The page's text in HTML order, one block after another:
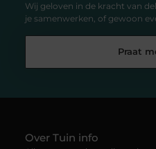
Wij geloven in de kracht van
je samenwerken, of gewoon
Praat
Over Tuin info